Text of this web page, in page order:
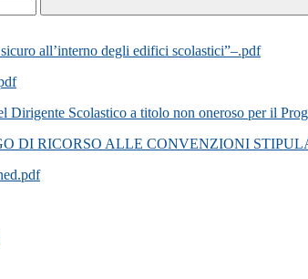
all’interno degli edifici scolastici”–.pdf
Dirigente Scolastico a titolo non oneroso per il
DI RICORSO ALLE CONVENZIONI